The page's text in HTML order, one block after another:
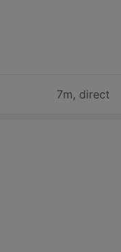
7m, direct